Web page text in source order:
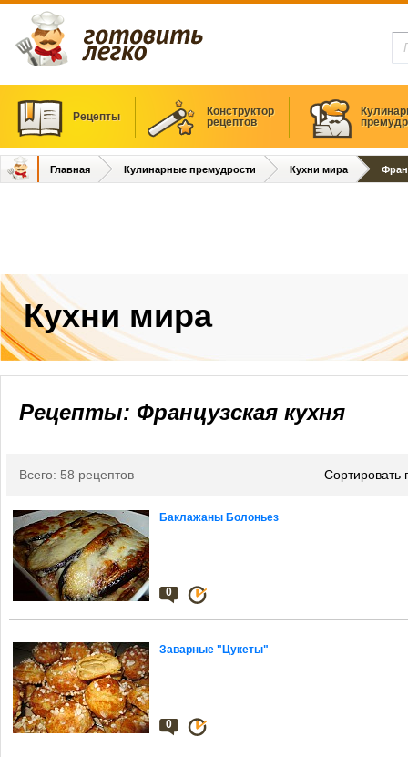
Рецепты
Конструктор
рецептов
Главная Кулинарные премудрости Кухни мира
Кухни мира
Рецепты: Французская кухня
Сортировать
Всего: 58 рецептов
Баклажаны Болоньез
0
Заварные "Цукеты"
0